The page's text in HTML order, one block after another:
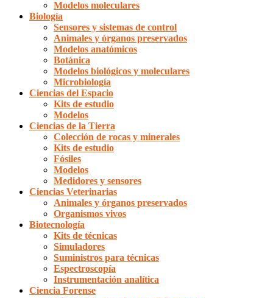
Modelos moleculares
Biología
Sensores y sistemas de control
Animales y órganos preservados
Modelos anatómicos
Botánica
Modelos biológicos y moleculares
Microbiología
Ciencias del Espacio
Kits de estudio
Modelos
Ciencias de la Tierra
Colección de rocas y minerales
Kits de estudio
Fósiles
Modelos
Medidores y sensores
Ciencias Veterinarias
Animales y órganos preservados
Organismos vivos
Biotecnología
Kits de técnicas
Simuladores
Suministros para técnicas
Espectroscopía
Instrumentación analítica
Ciencia Forense